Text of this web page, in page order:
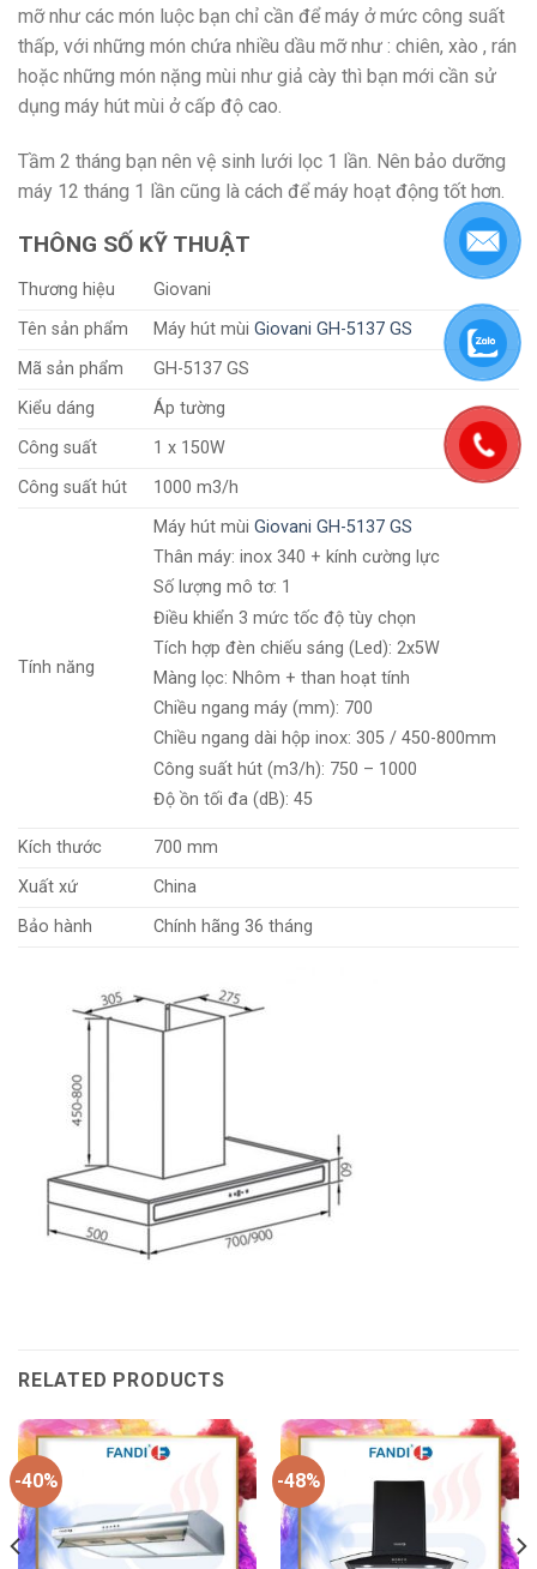
mỡ như các món luộc bạn chỉ cần để máy ở mức công suất
thấp, với những món chứa nhiều dầu mỡ như : chiên, xào , rán
hoặc những món nặng mùi như giả cày thì bạn mới cần sử
dụng máy hút mùi ở cấp độ cao.
Tầm 2 tháng bạn nên vệ sinh lưới lọc 1 lần. Nên bảo dưỡng
máy 12 tháng 1 lần cũng là cách để máy hoạt động tốt hơn.
THÔNG SỐ KỸ THUẬT
Thương hiệu
Giovani
Tên sản phẩm
Máy hút mùiGiovani GH-5137 GS
Mã sản phẩm
GH-5137 GS
Kiểu dáng
Áp tường
Công suất
1 x 150W
Công suất hút
1000 m3/h
Tính năng
Máy hút mùiGiovani GH-5137 GS
Thân máy: inox 340 + kính cường lực
Số lượng mô tơ: 1
Điều khiển 3 mức tốc độ tùy chọn
Tích hợp đèn chiếu sáng (Led): 2x5W
Màng lọc: Nhôm + than hoạt tính
Chiều ngang máy (mm): 700
Chiều ngang dài hộp inox: 305 / 450-800mm
Công suất hút (m3/h): 750 – 1000
Độ ồn tối đa (dB): 45
Kích thước
700 mm
Xuất xứ
China
Bảo hành
Chính hãng 36 tháng
RELATED PRODUCTS
-40% -48%